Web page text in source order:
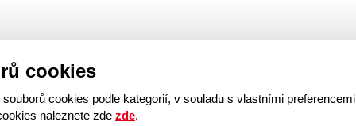
cookies
cookies podle kategorií, v souladu s vlastními
naleznete zde zde.